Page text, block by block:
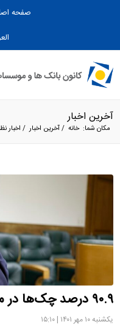
صفحه
آخرین اخبار
مکان شما: خانه /آخرین اخبار / اخبار
۹۰.۹ درصد چک‌ها در مرداد ماه وصول شد
یکشنبه ۱۰ مهر ۱۴۰۱ | ۱۵:۱۰